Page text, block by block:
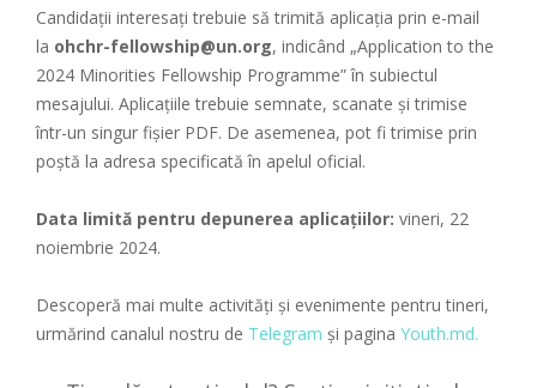
Candidații interesați trebuie să trimită aplicația prin e-mail
la ohchr-fellowship@un.org, indicând „Application to the
2024 Minorities Fellowship Programme” în subiectul
mesajului. Aplicațiile trebuie semnate, scanate și trimise
într-un singur fișier PDF. De asemenea, pot fi trimise prin
poștă la adresa specificată în apelul oficial.
Data limită pentru depunerea aplicațiilor: vineri, 22
noiembrie 2024.
Descoperă mai multe activități și evenimente pentru tineri,
urmărind canalul nostru de Telegram și pagina Youth.md.